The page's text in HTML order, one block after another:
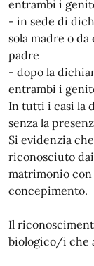
entrambi i
- in sede di
sola madre o
padre
- dopo la
entrambi i
In tutti i casi la
senza la
Si evidenzia
riconosciuto
matrimonio con
concepimento.
Il
biologico/i che